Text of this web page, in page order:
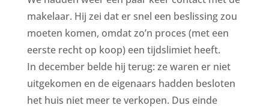
makelaar. Hij zei dat er snel een beslissing zou
moeten komen, omdat zo’n proces (met een
eerste recht op koop) een tijdslimiet heeft.
In december belde hij terug: ze waren er niet
uitgekomen en de eigenaars hadden besloten
het huis niet meer te verkopen. Dus einde